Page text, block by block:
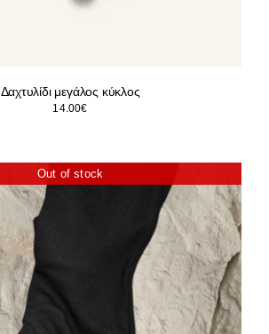
Δαχτυλίδι μεγάλος κύκλος
14.00€
Out of stock